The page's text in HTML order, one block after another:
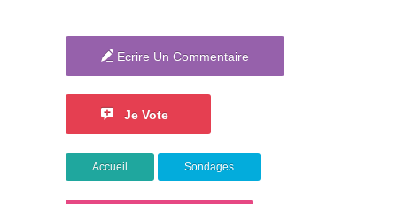
Ecrire Un Commentaire
Je Vote
Accueil Sondages